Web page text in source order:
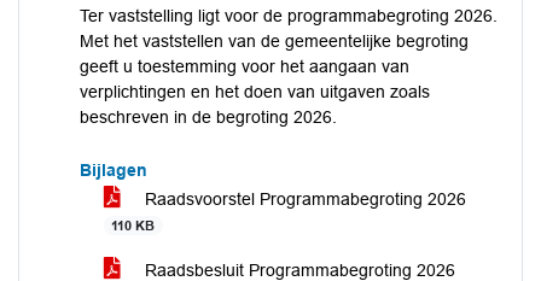
Ter vaststelling ligt voor de programmabegroting 2026.
Met het vaststellen van de gemeentelijke begroting
geeft u toestemming voor het aangaan van
verplichtingen en het doen van uitgaven zoals
beschreven in de begroting 2026.
Bijlagen
Raadsvoorstel Programmabegroting 2026
110 KB
Raadsbesluit Programmabegroting 2026